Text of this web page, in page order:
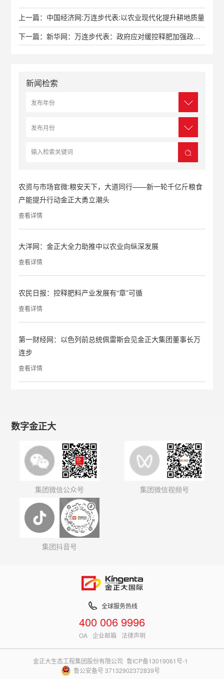
上一篇：中国经济网:万连步代表:以农业现代化提升耕地质量
下一篇：新华网：万连步代表：政府应对缓控释肥加强政策支持
新闻检索
农资与市场官微:粮安天下，大道同行——新一轮千亿斤粮食
产能提升行动金正大勇立潮头
查看详情
大洋网：金正大全力助推中以农业向纵深发展
查看详情
农民日报：控释肥料产业发展有“章”可循
查看详情
第一财经网：以色列前总统佩雷斯会见金正大集团董事长万
连步
查看详情
数字金正大
集团微信公众号 集团微信视频号
集团抖音号
全球服务热线
400 006 9996
OA 企业邮箱 法律声明
金正大生态工程集团股份有限公司 鲁ICP备13019061号-1
鲁公安备号 37132902372839号